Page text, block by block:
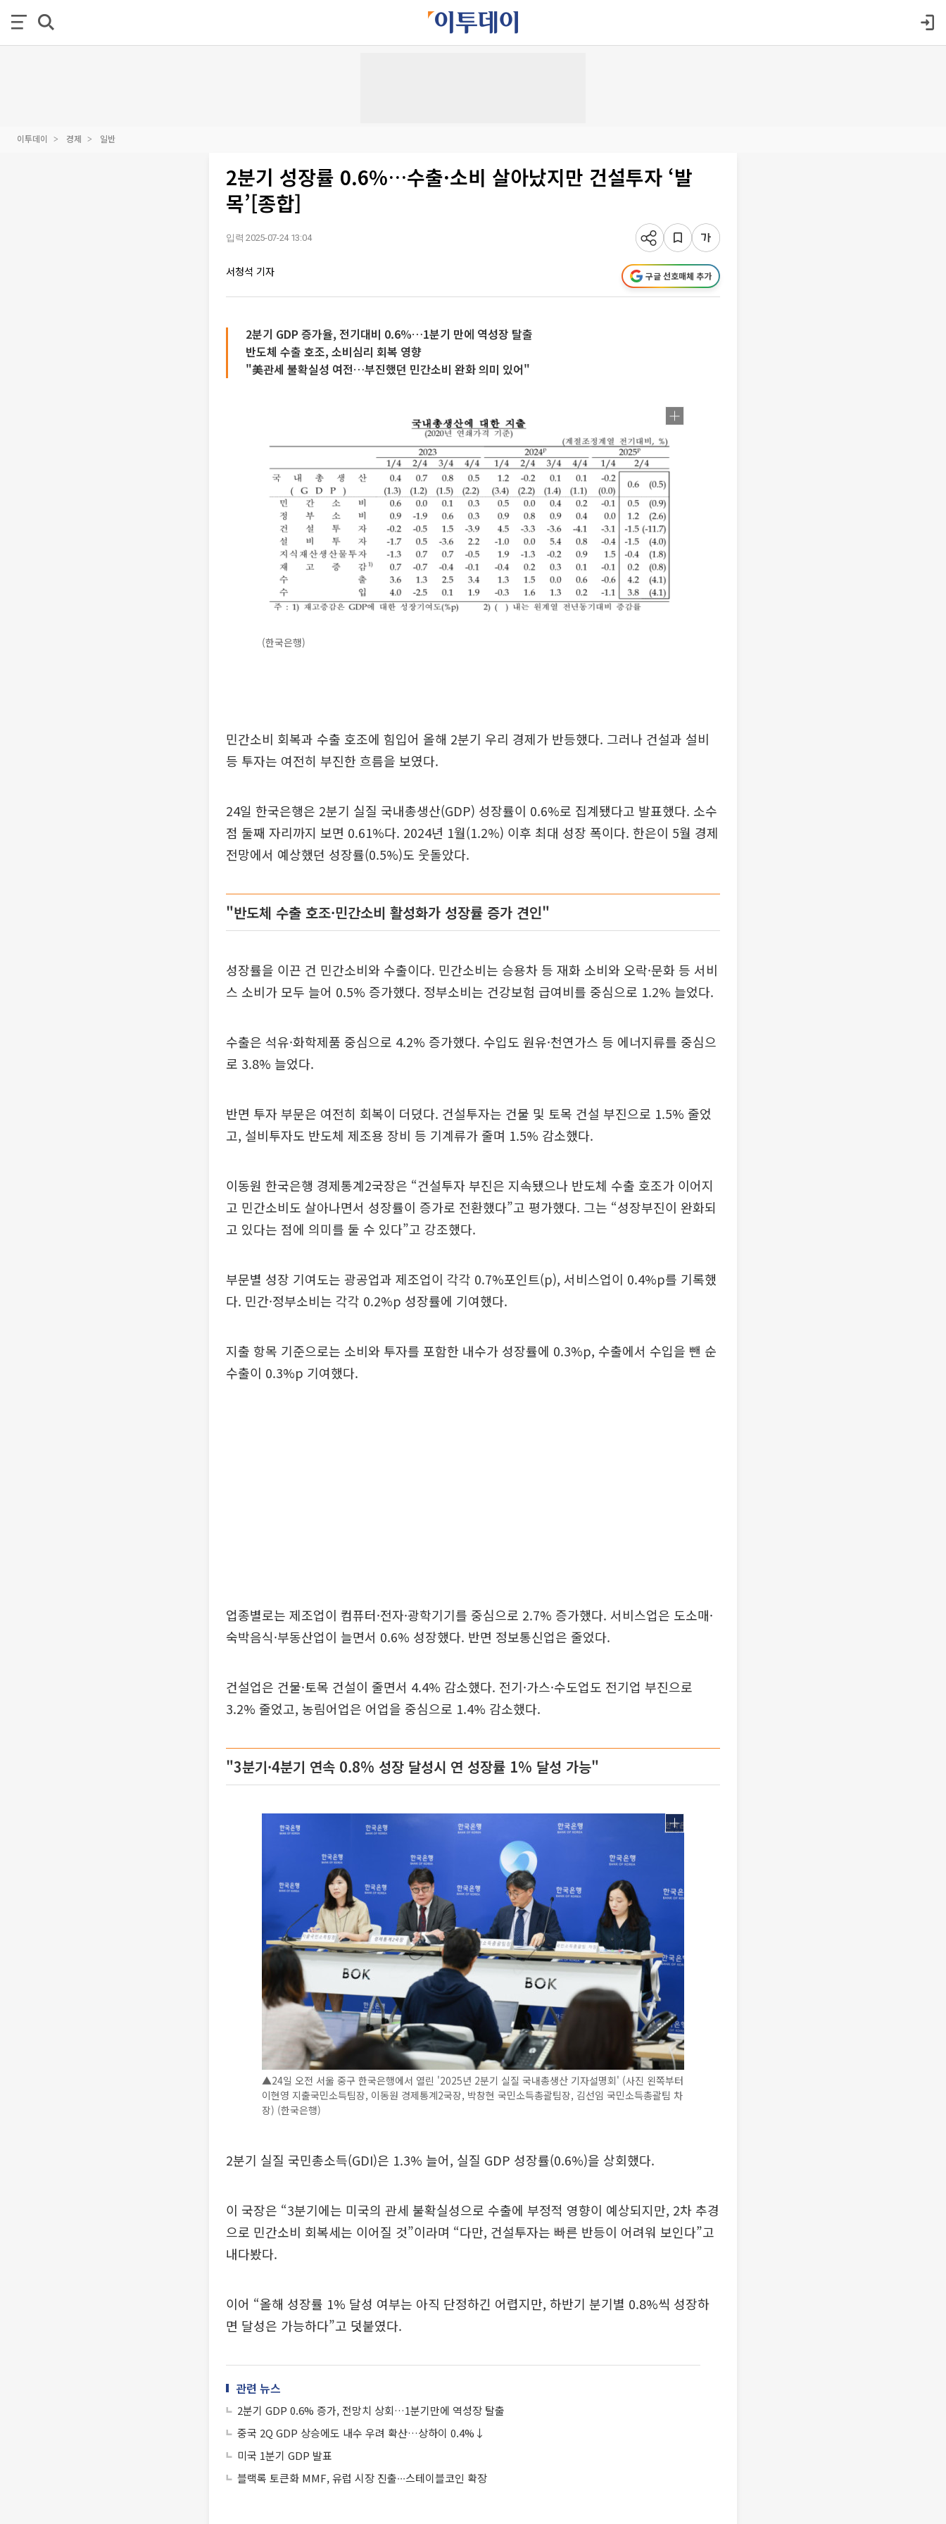
이투데이 경제 일반
2분기 성장률 0.6%…수출·소비 살아났지만 건설투자 ‘발
목’[종합]
입력 2025-07-24 13:04
서청석 기자 구글 선호매체 추가
2분기 GDP 증가율, 전기대비 0.6%…1분기 만에 역성장 탈출
반도체 수출 호조, 소비심리 회복 영향
"美관세 불확실성 여전…부진했던 민간소비 완화 의미 있어"
(한국은행)
민간소비 회복과 수출 호조에 힘입어 올해 2분기 우리 경제가 반등했다. 그러나 건설과 설비
등 투자는 여전히 부진한 흐름을 보였다.
24일 한국은행은 2분기 실질 국내총생산(GDP) 성장률이 0.6%로 집계됐다고 발표했다. 소수
점 둘째 자리까지 보면 0.61%다. 2024년 1월(1.2%) 이후 최대 성장 폭이다. 한은이 5월 경제
전망에서 예상했던 성장률(0.5%)도 웃돌았다.
"반도체 수출 호조·민간소비 활성화가 성장률 증가 견인"
성장률을 이끈 건 민간소비와 수출이다. 민간소비는 승용차 등 재화 소비와 오락·문화 등 서비
스 소비가 모두 늘어 0.5% 증가했다. 정부소비는 건강보험 급여비를 중심으로 1.2% 늘었다.
수출은 석유·화학제품 중심으로 4.2% 증가했다. 수입도 원유·천연가스 등 에너지류를 중심으
로 3.8% 늘었다.
반면 투자 부문은 여전히 회복이 더뎠다. 건설투자는 건물 및 토목 건설 부진으로 1.5% 줄었
고, 설비투자도 반도체 제조용 장비 등 기계류가 줄며 1.5% 감소했다.
이동원 한국은행 경제통계2국장은 “건설투자 부진은 지속됐으나 반도체 수출 호조가 이어지
고 민간소비도 살아나면서 성장률이 증가로 전환했다”고 평가했다. 그는 “성장부진이 완화되
고 있다는 점에 의미를 둘 수 있다”고 강조했다.
부문별 성장 기여도는 광공업과 제조업이 각각 0.7%포인트(p), 서비스업이 0.4%p를 기록했
다. 민간·정부소비는 각각 0.2%p 성장률에 기여했다.
지출 항목 기준으로는 소비와 투자를 포함한 내수가 성장률에 0.3%p, 수출에서 수입을 뺀 순
수출이 0.3%p 기여했다.
업종별로는 제조업이 컴퓨터·전자·광학기기를 중심으로 2.7% 증가했다. 서비스업은 도소매·
숙박음식·부동산업이 늘면서 0.6% 성장했다. 반면 정보통신업은 줄었다.
건설업은 건물·토목 건설이 줄면서 4.4% 감소했다. 전기·가스·수도업도 전기업 부진으로
3.2% 줄었고, 농림어업은 어업을 중심으로 1.4% 감소했다.
"3분기·4분기 연속 0.8% 성장 달성시 연 성장률 1% 달성 가능"
▲24일 오전 서울 중구 한국은행에서 열린 '2025년 2분기 실질 국내총생산 기자설명회' (사진 왼쪽부터
이현영 지출국민소득팀장, 이동원 경제통계2국장, 박창현 국민소득총괄팀장, 김선임 국민소득총괄팀 차
장) (한국은행)
2분기 실질 국민총소득(GDI)은 1.3% 늘어, 실질 GDP 성장률(0.6%)을 상회했다.
이 국장은 “3분기에는 미국의 관세 불확실성으로 수출에 부정적 영향이 예상되지만, 2차 추경
으로 민간소비 회복세는 이어질 것”이라며 “다만, 건설투자는 빠른 반등이 어려워 보인다”고
내다봤다.
이어 “올해 성장률 1% 달성 여부는 아직 단정하긴 어렵지만, 하반기 분기별 0.8%씩 성장하
면 달성은 가능하다”고 덧붙였다.
관련 뉴스
2분기 GDP 0.6% 증가, 전망치 상회…1분기만에 역성장 탈출
중국 2Q GDP 상승에도 내수 우려 확산…상하이 0.4%↓
미국 1분기 GDP 발표
블랙록 토큰화 MMF, 유럽 시장 진출∙∙∙스테이블코인 확장